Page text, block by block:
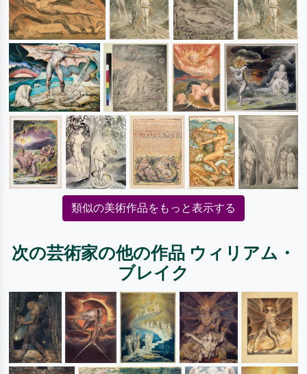
類似の美術作品をもっと表示する
次の芸術家の他の作品 ウィリアム・
ブレイク